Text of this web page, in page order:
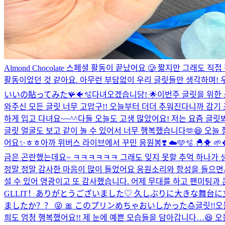
Almond Chocolate 스페셜 활동이 끝났어요 🥲 짧지만 그래도 직
활동이었던 것 같아요. 아무런 부담없이 우리 글릿들만 생각하며
いいの貼ってみた🪸🐠🫧다녀오겠습니당! 🌟이번주 글릿을 위한
와주신 모든 글릿 너무 고맙구!! 오늘부터 더더 추워진다니까 감
하게 입고 다녀요~~^^다들 오늘도 고생 많았어요! 저는 요즘 글
글릿 얼굴도 보고 같이 놀 수 있어서 너무 행복했습니다🫶😆 오
어요✨ㅎㅎ아까 위버스 라이브에서 꾸민 응원봉❣️ ☁️🩵🫧 🐣🐥
금은 곤란했는데요~ ㅋㅋㅋㅋㅋㅋ 그래도 잊지 못할 추억 하나
정말 정말 감사한 마음이 많이 들었어요 응원소리와 함성을 들으
설 수 있어 영광이고 또 감사했습니다. 어제 무대를 하고 팬미팅
GLLIT！ありがとうございました♡ 久しぶりに大きな舞台
ましたか？？ 😝 🎀 このプリンめちゃおいしかった🍮글릿!!오
희도 엄청 행복했어요!! 제 눈에 예쁜 모습들을 담아갑니다…😆